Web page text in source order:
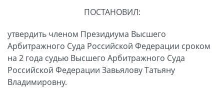
ПОСТАНОВИЛ:
утвердить членом Президиума Высшего
Арбитражного Суда Российской Федерации сроком
на 2 года судью Высшего Арбитражного Суда
Российской Федерации Завьялову Татьяну
Владимировну.